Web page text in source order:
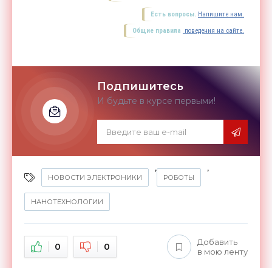
Есть вопросы. Напишите нам.
Общие правила поведения на сайте.
Подпишитесь
И будьте в курсе первыми!
НОВОСТИ ЭЛЕКТРОНИКИ
,
РОБОТЫ
,
НАНОТЕХНОЛОГИИ
0 0
Добавить
в мою ленту